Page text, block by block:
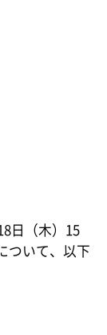
日（木）15
ついて、以下